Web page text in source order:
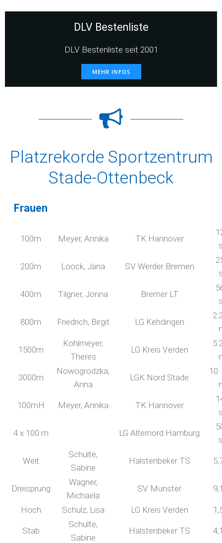
DLV Bestenliste
DLV Bestenliste seit 2001
MEHR INFOS
Platzrekorde Sportzentrum
Stade-Ottenbeck
Frauen
100m Meyer, Annika TK Hannover
200m Loock, Jana SV Werder Bremen
400m Tilgner, Jonna Bremer LT
800m Friedrich, Birgit LG Kehdingen
1500m
Kohlmeyer,
Theres
LG Kreis Verden
3000m
Nowogrodzka,
Anna
LGK Nord Stade
10
100mH Meyer, Annika TK Hannover
4 x 100 m LG Alternord Hamburg
Weit
Schulte,
Sabine
Halstenbeker TS
Dreisprung
Wagner,
Michaela
SV Munster
Hoch Schulz, Lisa LG Kreis Verden
Stab
Schulte,
Sabine
Halstenbeker TS